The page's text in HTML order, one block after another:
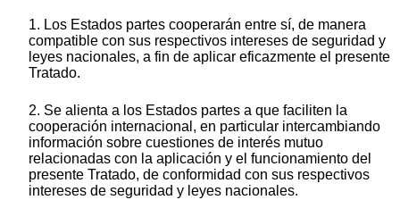
1. Los Estados partes cooperarán entre sí, de manera
compatible con sus respectivos intereses de seguridad y
leyes nacionales, a fin de aplicar eficazmente el presente
Tratado.
2. Se alienta a los Estados partes a que faciliten la
cooperación internacional, en particular intercambiando
información sobre cuestiones de interés mutuo
relacionadas con la aplicación y el funcionamiento del
presente Tratado, de conformidad con sus respectivos
intereses de seguridad y leyes nacionales.